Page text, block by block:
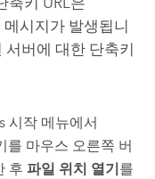
메시지가 발생됩니
버에 대한 단축키
시작 메뉴에서
를 마우스 오른쪽 버
후 파일 위치 열기 를